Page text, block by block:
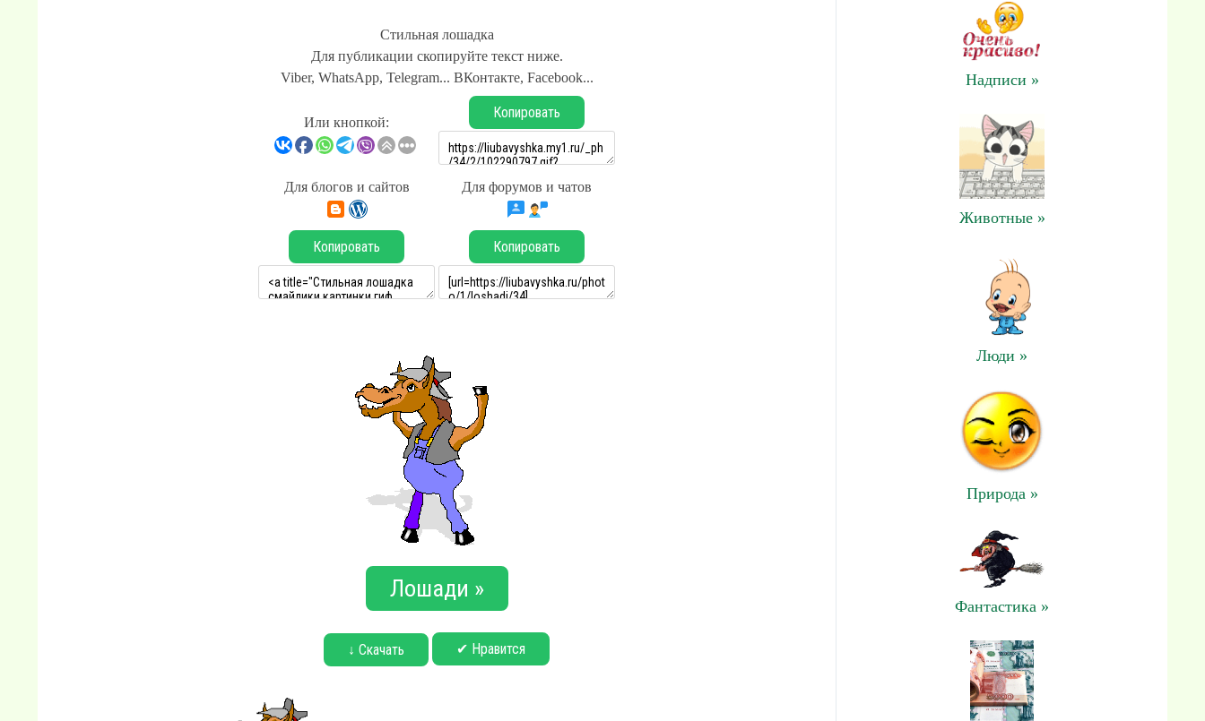
Стильная лошадка
Для публикации скопируйте текст ниже.
Viber, WhatsApp, Telegram... ВКонтакте, Facebook...
Или кнопкой:
Копировать
Для блогов и сайтов Для форумов и чатов
Копировать Копировать
Лошади »
↓ Скачать ✔ Нравится
Надписи »
Животные »
Люди »
Природа »
Фантастика »